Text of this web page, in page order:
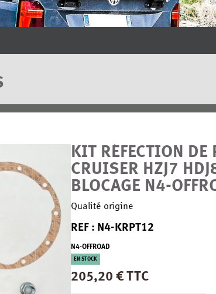
KIT RÉFECTION DE
CRUISER HZJ7
BLOCAGE N4-
Qualité origine
REF : N4-KRPT12
N4-OFFROAD
EN STOCK
205,20 € TTC